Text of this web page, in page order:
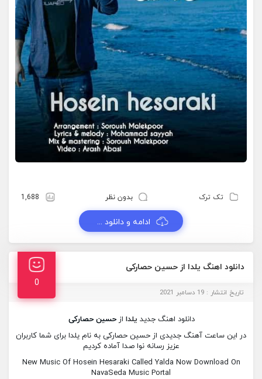
تک ترک بدون نظر 1,688
ادامه و دانلود ...
دانلود اهنگ یلدا از حسین حصارکی
0
تاریخ انتشار : 19 دسامبر 2021
دانلود اهنگ جدید یلدا از حسین حصارکی
در این ساعت آهنگ جدیدی از حسین حصارکی به نام یلدا برای شما کاربران
عزیز رسانه نوا صدا آماده کردیم
New Music Of Hosein Hesaraki Called Yalda Now Download On
NavaSeda Music Portal